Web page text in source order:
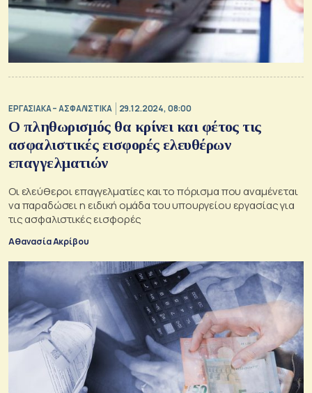
ΕΡΓΑΣΙΑΚΑ – ΑΣΦΑΛΙΣΤΙΚΑ 29.12.2024, 08:00
Ο πληθωρισμός θα κρίνει και φέτος τις
ασφαλιστικές εισφορές ελευθέρων
επαγγελματιών
Οι ελεύθεροι επαγγελματίες και το πόρισμα που αναμένεται
να παραδώσει η ειδική ομάδα του υπουργείου εργασίας για
τις ασφαλιστικές εισφορές
Αθανασία Ακρίβου